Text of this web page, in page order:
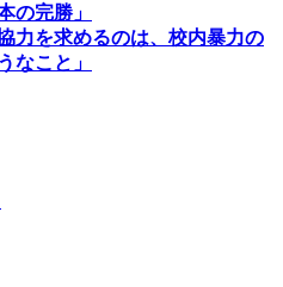
の完勝」
力を求めるのは、校内暴力の
なこと」